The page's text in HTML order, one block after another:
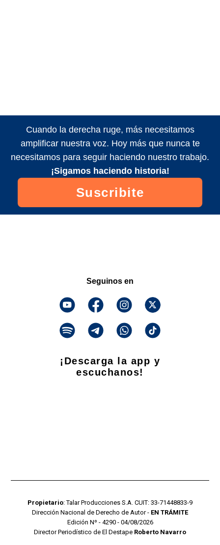
Cuando la derecha ruge, más necesitamos
amplificar nuestra voz. Hoy más que nunca te
necesitamos para seguir haciendo nuestro trabajo.
¡Sigamos haciendo historia!
Suscribite
Seguinos en
¡Descarga la app y
escuchanos!
Propietario: Talar Producciones S.A. CUIT: 33-71448833-9
Dirección Nacional de Derecho de Autor - EN TRÁMITE
Edición Nº - 4290 - 04/08/2026
Director Periodístico de El Destape Roberto Navarro